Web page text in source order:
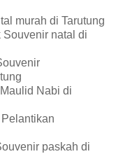
murah di Tarutung
Souvenir natal di
Nabi di
paskah di